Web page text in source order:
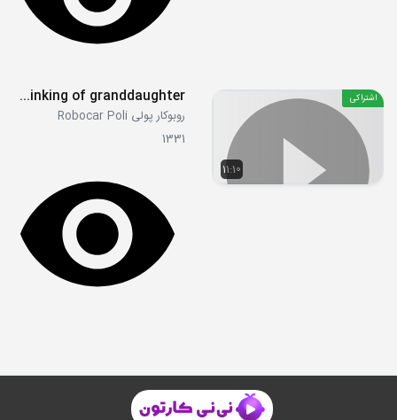
11:10
اشتراکی S02E14 - Thinking of granddaughter
روبوکار پولی Robocar Poli
1331